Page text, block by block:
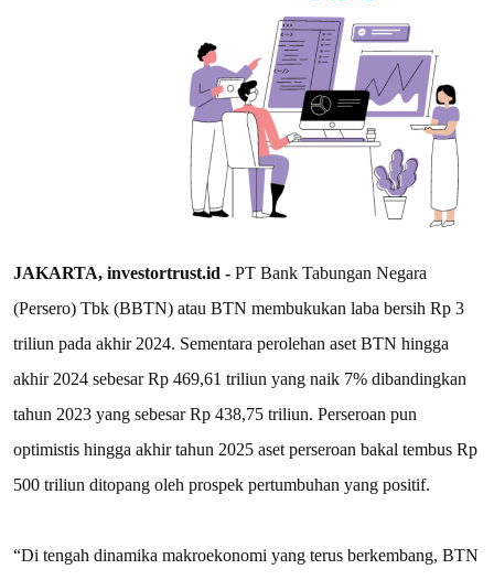
JAKARTA, investortrust.id - PT Bank Tabungan Negara
(Persero) Tbk (BBTN) atau BTN membukukan laba bersih Rp 3
triliun pada akhir 2024. Sementara perolehan aset BTN hingga
akhir 2024 sebesar Rp 469,61 triliun yang naik 7% dibandingkan
tahun 2023 yang sebesar Rp 438,75 triliun. Perseroan pun
optimistis hingga akhir tahun 2025 aset perseroan bakal tembus Rp
500 triliun ditopang oleh prospek pertumbuhan yang positif.
“Di tengah dinamika makroekonomi yang terus berkembang, BTN